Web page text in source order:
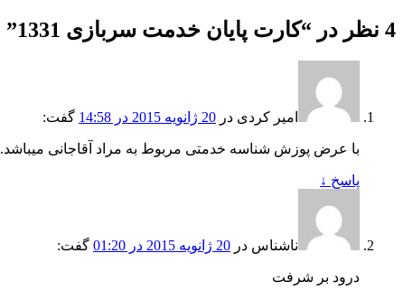
4 نظر در “ کارت پایان خدمت سربازی 1331 ”
امیر کردی در 20 ژانویه 2015 در 14:58 گفت:
با عرض پوزش شناسه خدمتی مربوط به مراد آقاجانی میباشد.
پاسخ ↓
ناشناس در 20 ژانویه 2015 در 01:20 گفت:
درود بر شرفت